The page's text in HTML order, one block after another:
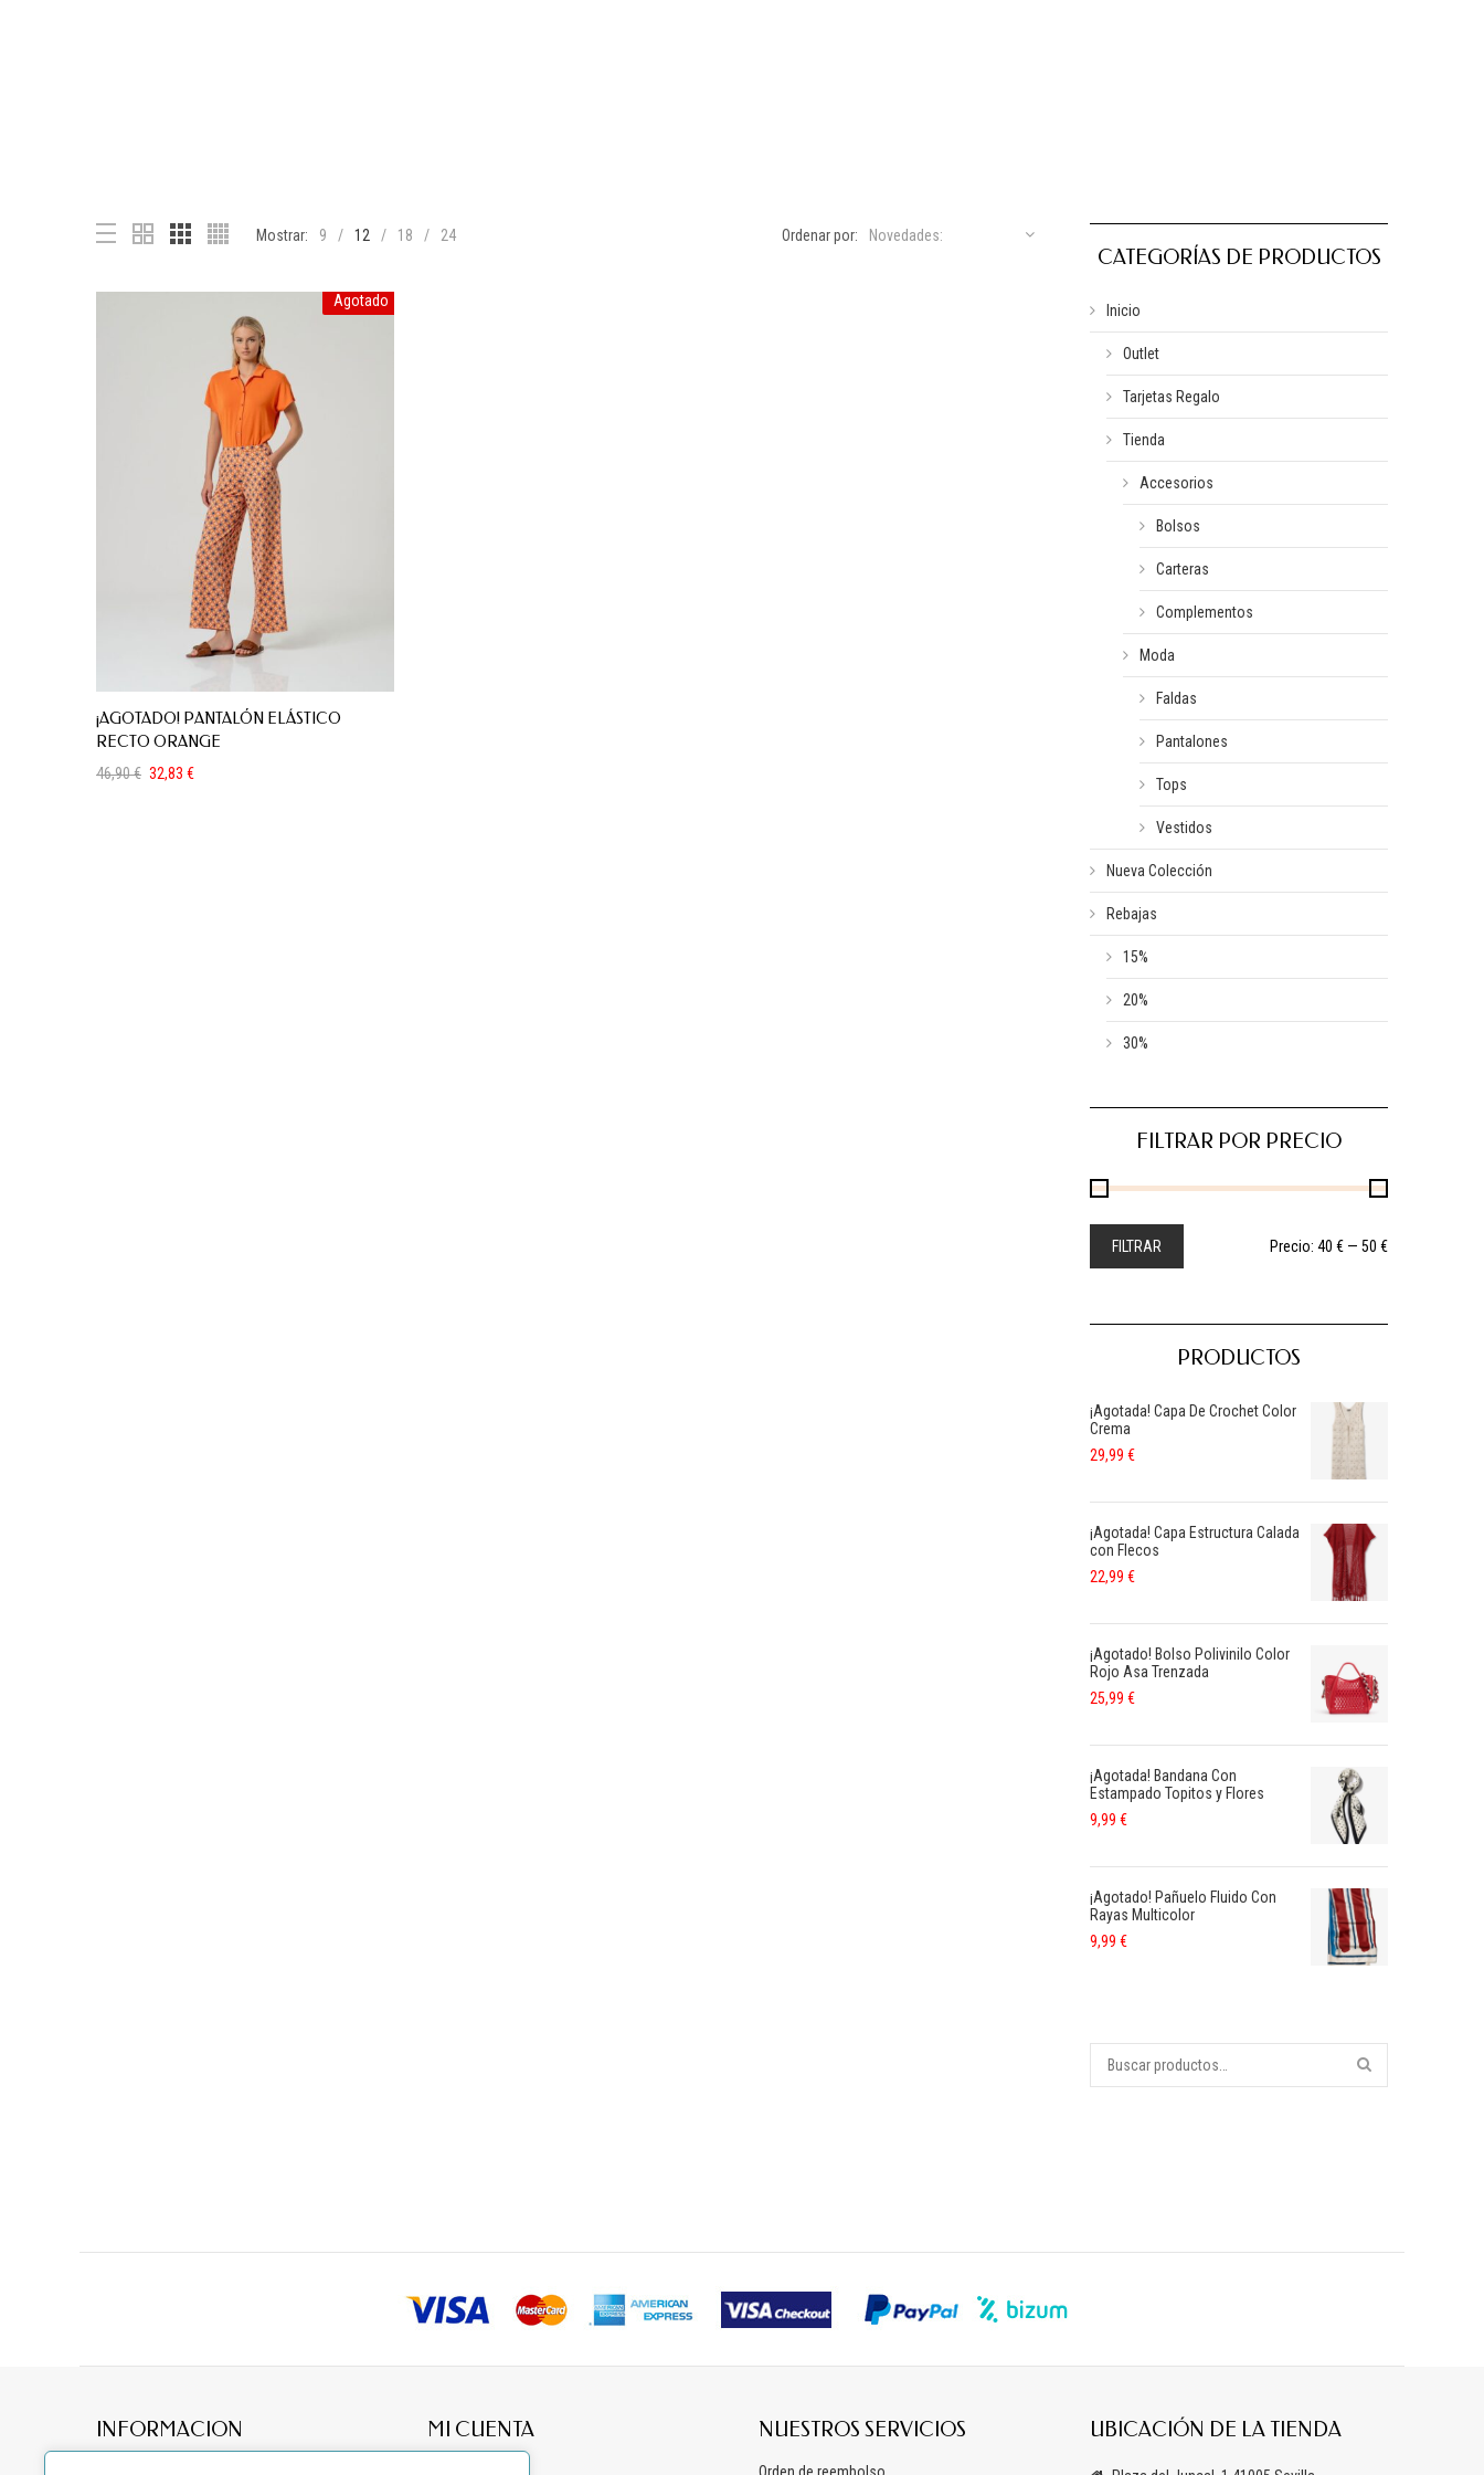
Mostrar: 9 12 18 24 Ordenar por: Novedades:
Agotado
¡AGOTADO! PANTALÓN ELÁSTICO
RECTO ORANGE
46,90€ 32,83 €
CATEGORÍAS DE PRODUCTOS
Inicio
Outlet
Tarjetas Regalo
Tienda
Accesorios
Bolsos
Carteras
Complementos
Moda
Faldas
Pantalones
Tops
Vestidos
Nueva Colección
Rebajas
15%
20%
30%
FILTRAR POR PRECIO
FILTRAR Precio: 40 € — 50 €
PRODUCTOS
¡Agotada! Capa De Crochet Color
Crema
29,99 €
¡Agotada! Capa Estructura Calada
con Flecos
22,99 €
¡Agotado! Bolso Polivinilo Color
Rojo Asa Trenzada
25,99 €
¡Agotada! Bandana Con
Estampado Topitos y Flores
9,99 €
¡Agotado! Pañuelo Fluido Con
Rayas Multicolor
9,99 €
INFORMACION MI CUENTA NUESTROS SERVICIOS UBICACIÓN DE LA TIENDA